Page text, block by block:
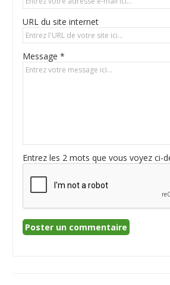
URL du site internet
Message *
Entrez les 2 mots que vous voyez ci-